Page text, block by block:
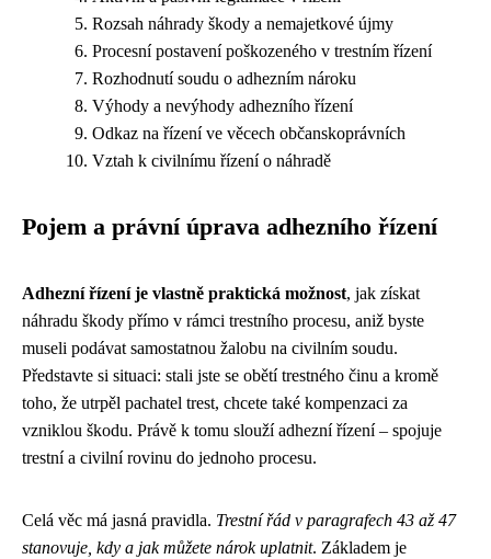
Rozsah náhrady škody a nemajetkové újmy
Procesní postavení poškozeného v trestním řízení
Rozhodnutí soudu o adhezním nároku
Výhody a nevýhody adhezního řízení
Odkaz na řízení ve věcech občanskoprávních
Vztah k civilnímu řízení o náhradě
Pojem a právní úprava adhezního řízení
Adhezní řízení je vlastně praktická možnost, jak získat
náhradu škody přímo v rámci trestního procesu, aniž byste
museli podávat samostatnou žalobu na civilním soudu.
Představte si situaci: stali jste se obětí trestného činu a kromě
toho, že utrpěl pachatel trest, chcete také kompenzaci za
vzniklou škodu. Právě k tomu slouží adhezní řízení – spojuje
trestní a civilní rovinu do jednoho procesu.
Celá věc má jasná pravidla. Trestní řád v paragrafech 43 až 47
stanovuje, kdy a jak můžete nárok uplatnit. Základem je